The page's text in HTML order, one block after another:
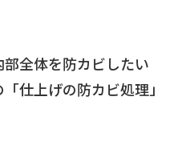
全体を防カビしたい
仕上げの防カビ処理」